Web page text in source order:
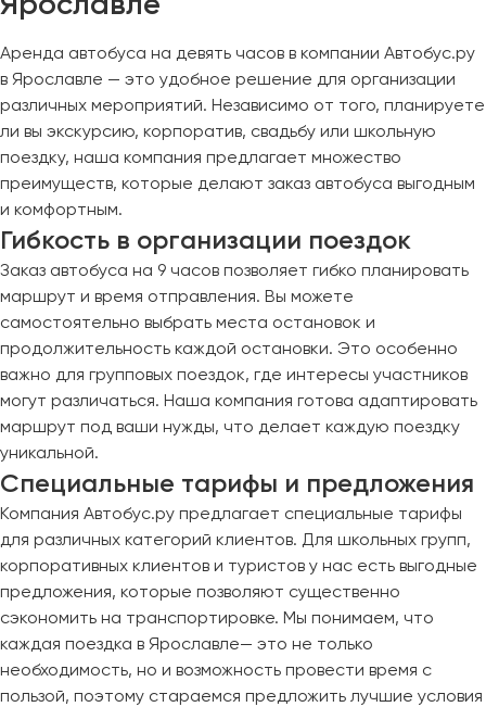
Аренда автобуса на девять часов в компании Автобус.ру
в Ярославле — это удобное решение для организации
различных мероприятий. Независимо от того, планируете
ли вы экскурсию, корпоратив, свадьбу или школьную
поездку, наша компания предлагает множество
преимуществ, которые делают заказ автобуса выгодным
и комфортным.
Гибкость в организации поездок
Заказ автобуса на 9 часов позволяет гибко планировать
маршрут и время отправления. Вы можете
самостоятельно выбрать места остановок и
продолжительность каждой остановки. Это особенно
важно для групповых поездок, где интересы участников
могут различаться. Наша компания готова адаптировать
маршрут под ваши нужды, что делает каждую поездку
уникальной.
Специальные тарифы и предложения
Компания Автобус.ру предлагает специальные тарифы
для различных категорий клиентов. Для школьных групп,
корпоративных клиентов и туристов у нас есть выгодные
предложения, которые позволяют существенно
сэкономить на транспортировке. Мы понимаем, что
каждая поездка в Ярославле— это не только
необходимость, но и возможность провести время с
пользой, поэтому стараемся предложить лучшие условия